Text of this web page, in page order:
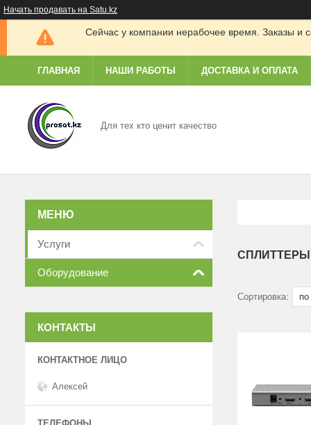
Начать продавать на Satu.kz
Сейчас у компании нерабочее время. Заказы и
ГЛАВНАЯ НАШИ РАБОТЫ ДОСТАВКА И ОПЛАТА
Для тех кто ценит качество
СПЛИТТЕРЫ
Услуги
Оборудование
КОНТАКТЫ
Алексей